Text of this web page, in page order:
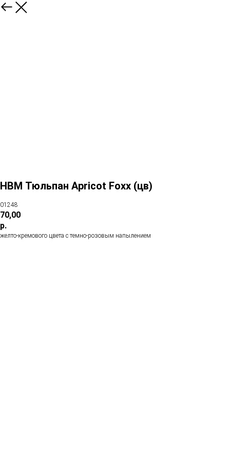
HBM Тюльпан Apricot Foxx (цв)
01248
70,00
р.
желто-кремового цвета с темно-розовым напылением